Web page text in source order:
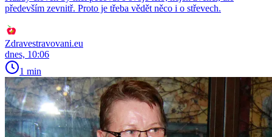
především zevnitř. Proto je třeba vědět něco i o střevech.
Zdravestravovani.eu
dnes, 10:06
1 min